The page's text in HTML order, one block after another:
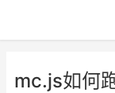
mc.js如何